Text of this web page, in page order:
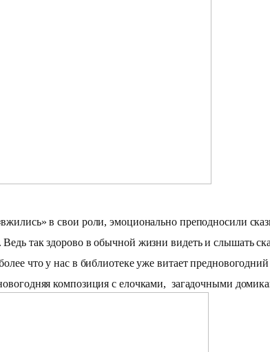
в свои роли, эмоционально преподносили
так здорово в обычной жизни видеть и слышать
что у нас в библиотеке уже витает
композиция с елочками, загадочными